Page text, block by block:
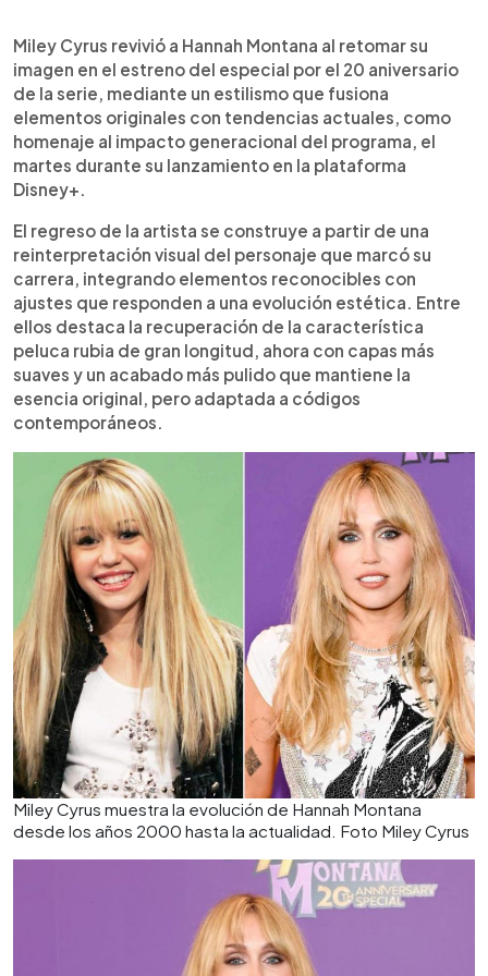
► Escuchar artículo
Miley Cyrus retomó la imagen de Hannah Montana
en el especial por su 20 aniversario en Disney+,
con un look diseñado junto a su estilista que
combina referencias originales y elementos
actuales, incluyendo una peluca rubia
reinterpretada, maquillaje más natural y un
vestuario con prendas metálicas y guiños directos
al personaje.
Miley Cyrus revivió a Hannah Montana al retomar su
imagen en el estreno del especial por el 20 aniversario
de la serie, mediante un estilismo que fusiona
elementos originales con tendencias actuales, como
homenaje al impacto generacional del programa, el
martes durante su lanzamiento en la plataforma
Disney+.
El regreso de la artista se construye a partir de una
reinterpretación visual del personaje que marcó su
carrera, integrando elementos reconocibles con
ajustes que responden a una evolución estética. Entre
ellos destaca la recuperación de la característica
peluca rubia de gran longitud, ahora con capas más
suaves y un acabado más pulido que mantiene la
esencia original, pero adaptada a códigos
contemporáneos.
Miley Cyrus muestra la evolución de Hannah Montana
desde los años 2000 hasta la actualidad. Foto Miley Cyrus